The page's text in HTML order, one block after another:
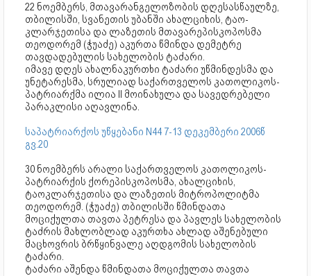
22 ნოემბერს, მთავარანგელოზობის დღესასწაულზე,
თბილისში, სვანეთის უბანში ახალციხის, ტაო-
კლარჯეთისა და ლაზეთის მთავარეპისკოპოსმა
თეოდორემ (ჭუაძე) აკურთა წმინდა დემეტრე
თავდადებულის სახელობის ტაძარი.
იმავე დღეს ახალნაკურთხი ტაძარი უწმინდესმა და
უნეტარესმა, სრულიად საქართველოს კათოლიკოს-
პატრიარქმა ილია II მოინახულა და სავედრებელი
პარაკლისი აღავლინა.
საპატრიარქოს უწყებანი N44 7-13 დეკემბერი 2006წ
გვ.20
30 ნოემბერს არალი საქართველოს კათოლიკოს-
პატრიარქის ქორეპისკოპოსმა, ახალციხის,
ტაოკლარჯეთისა და ლაზეთის მიტროპოლიტმა
თეოდორემ. (ჭუაძე) თბილისში წმინდათა
მოციქულთა თავთა პეტრესა და პავლეს სახელობის
ტაძრის მახლობლად აკურთხა ახლად აშენებული
მაცხოვრის ბრწყინვალე აღდგომის სახელობის
ტაძარი.
ტაძარი აშენდა წმინდათა მოციქულთა თავთა